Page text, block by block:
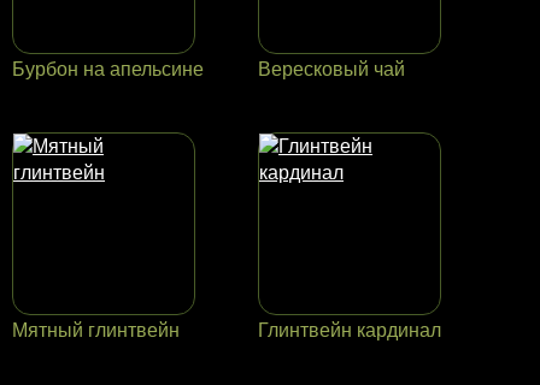
Бурбон на апельсине Вересковый чай
Мятный глинтвейн Глинтвейн кардинал